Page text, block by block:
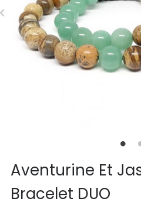
Aventurine Et
Bracelet DUO